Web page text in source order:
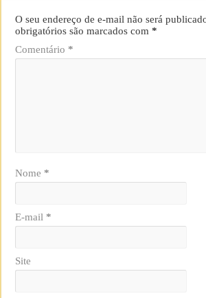
O seu endereço de e-mail não será
obrigatórios são marcados com*
Comentário *
Nome *
E-mail *
Site